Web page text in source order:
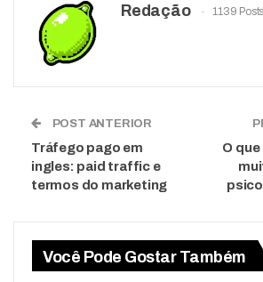
Redação 1139 Posts
POST ANTERIOR
Tráfego pago em
ingles: paid traffic e
termos do marketing
O
Você Pode Gostar Também